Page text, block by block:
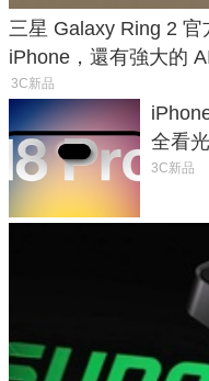
三星 Galaxy Ring 2
iPhone，還有強大的
3C新品
全看
家曝
3C新品